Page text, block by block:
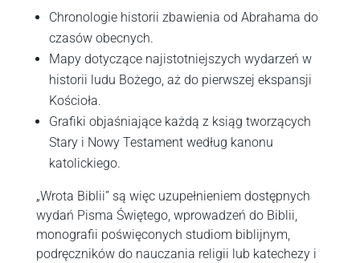
Chronologie historii zbawienia od Abrahama do
czasów obecnych.
Mapy dotyczące najistotniejszych wydarzeń w
historii ludu Bożego, aż do pierwszej ekspansji
Kościoła.
Grafiki objaśniające każdą z ksiąg tworzących
Stary i Nowy Testament według kanonu
katolickiego.
„Wrota Biblii” są więc uzupełnieniem dostępnych
wydań Pisma Świętego, wprowadzeń do Biblii,
monografii poświęconych studiom biblijnym,
podręczników do nauczania religii lub katechezy i